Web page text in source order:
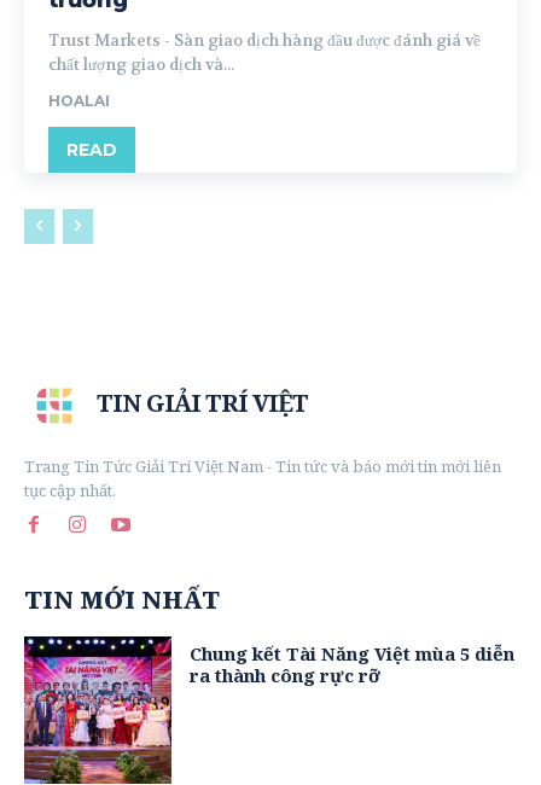
Trust Markets - Sàn giao dịch hàng đầu được đánh giá về
chất lượng giao dịch và...
HOALAI
READ
TIN GIẢI TRÍ VIỆT
Trang Tin Tức Giải Trí Việt Nam - Tin tức và báo mới tin mới liên
tục cập nhất.
TIN MỚI NHẤT
Chung kết Tài Năng Việt mùa 5 diễn
ra thành công rực rỡ